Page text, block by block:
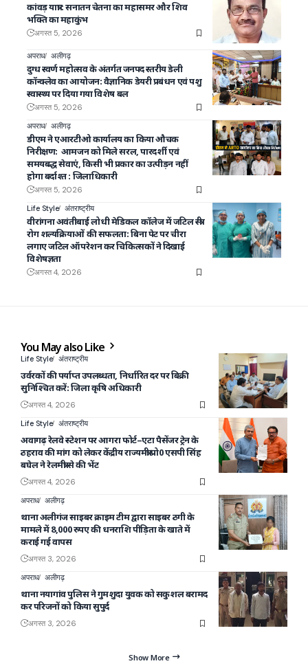
कांवड़ यात्रा : सनातन चेतना का महासमर और शिव
भक्ति का महाकुंभ
अगस्त 5, 2026
अपराध अलीगढ़
दुग्ध स्वर्ण महोत्सव के अंतर्गत जनपद स्तरीय डेली
कॉन्क्लेव का आयोजन: वैज्ञानिक डेयरी प्रबंधन एवं पशु
स्वास्थ्य पर दिया गया विशेष बल
अगस्त 5, 2026
अपराध अलीगढ़
डीएम ने एआरटीओ कार्यालय का किया औचक
निरीक्षण: आमजन को मिले सरल, पारदर्शी एवं
समयबद्ध सेवाएं, किसी भी प्रकार का उत्पीड़न नहीं
होगा बर्दाश्त : जिलाधिकारी
अगस्त 5, 2026
Life Style अंतराष्ट्रीय
वीरांगना अवंतीबाई लोधी मेडिकल कॉलेज में जटिल स्त्री
रोग शल्यक्रियाओं की सफलता: बिना पेट पर चीरा
लगाए जटिल ऑपरेशन कर चिकित्सकों ने दिखाई
विशेषज्ञता
अगस्त 4, 2026
You May also Like
Life Style अंतराष्ट्रीय
उर्वरकों की पर्याप्त उपलब्धता, निर्धारित दर पर बिक्री
सुनिश्चित करें: जिला कृषि अधिकारी
अगस्त 4, 2026
Life Style अंतराष्ट्रीय
अवागढ़ रेलवे स्टेशन पर आगरा फोर्ट–एटा पैसेंजर ट्रेन के
ठहराव की मांग को लेकर केंद्रीय राज्यमंत्री प्रो0 एसपी सिंह
बघेल ने रेलमंत्री से की भेंट
अगस्त 4, 2026
अपराध अलीगढ़
थाना अलीगंज साइबर क्राइम टीम द्वारा साइबर ठगी के
मामले में 8,000 रुपए की धनराशि पीड़िता के खाते में
कराई गई वापस
अगस्त 3, 2026
अपराध अलीगढ़
थाना नयागांव पुलिस ने गुमशुदा युवक को सकुशल बरामद
कर परिजनों को किया सुपुर्द
अगस्त 3, 2026
Show More